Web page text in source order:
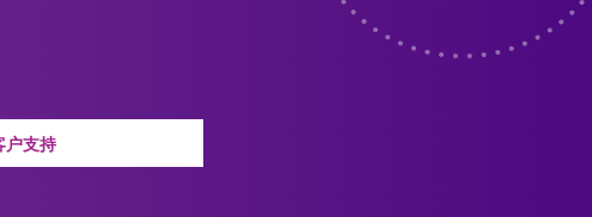
户支持